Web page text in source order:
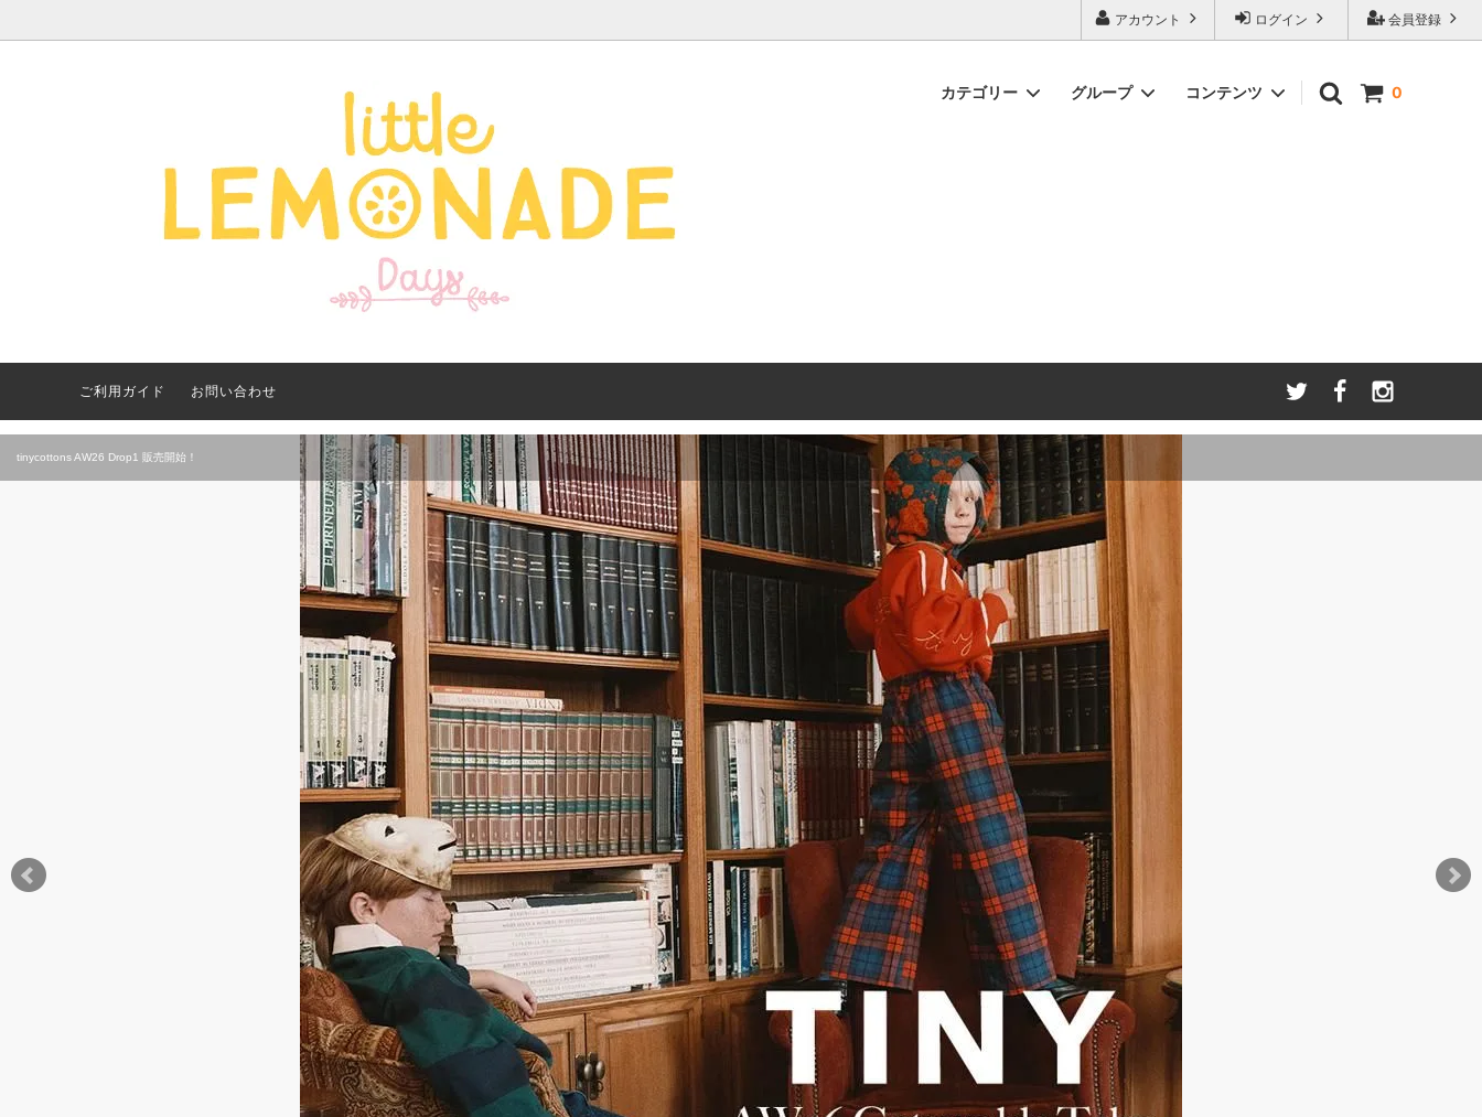
会員登録
ログイン
アカウント
0
カテゴリー
Apparel -アパレル- Goods - 雑貨 -
グループ
サイズで探す Brands
コンテンツ
【夏アイテム特集】 2026
年最新！子ども用水着・浮
き輪 アイテム
【出産ギフト特集】 出産祝
いにおすすめのアイテムを
ご紹介
ご利用ガイド お問い合わせ
tinycottons AW26 Drop1 販売開始！